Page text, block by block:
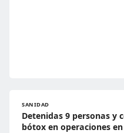
SANIDAD
Detenidas 9 personas y
bótox en operaciones